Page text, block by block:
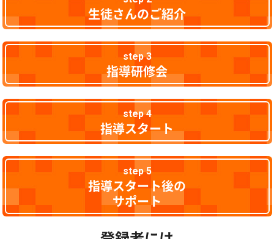
生徒さんのご紹介
step 3
指導研修会
step 4
指導スタート
step 5
指導スタート後の
サポート